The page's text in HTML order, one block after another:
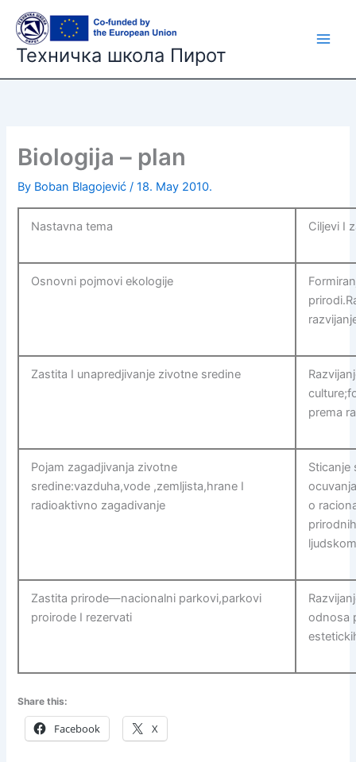
content
Техничка школа Пирот
Biologija – plan
By Boban Blagojević/18. May 2010.
Nastavna tema Ciljevi I
Osnovni pojmovi ekologije
Zastita I unapredjivanje zivotne sredine
prema
Pojam zagadjivanja zivotne
sredine:vazduha,vode ,zemljista,hrane I
radioaktivno zagadivanje
Sticanje
o
Zastita prirode—nacionalni parkovi,parkovi
proirode I rezervati
odnosa
Share this:
Facebook X